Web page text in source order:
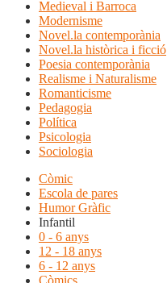
Medieval i Barroca
Modernisme
Novel.la contemporània
Novel.la històrica i ficció
Poesia contemporània
Realisme i Naturalisme
Romanticisme
Pedagogia
Política
Psicologia
Sociologia
Còmic
Escola de pares
Humor Gràfic
Infantil
0 - 6 anys
12 - 18 anys
6 - 12 anys
Còmics